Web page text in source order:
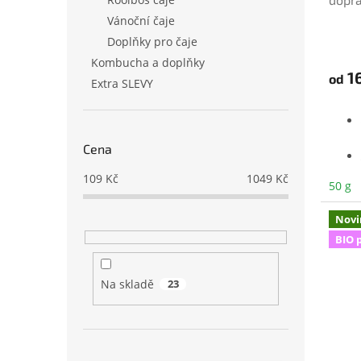
Vánoční čaje
Doplňky pro čaje
Kombucha a doplňky
Extra SLEVY
Cena
109 Kč 1049 Kč
Na skladě 23
je
od
50 g
BIO